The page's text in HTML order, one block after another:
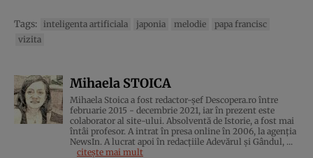
Tags: inteligenta artificiala japonia melodie
papa francisc
vizita
Mihaela STOICA
Mihaela Stoica a fost redactor-șef Descopera.ro între
februarie 2015 - decembrie 2021, iar în prezent este
colaborator al site-ului. Absolventă de Istorie, a fost mai
întâi profesor. A intrat în presa online în 2006, la agenţia
NewsIn. A lucrat apoi în redacţiile Adevărul şi Gândul, ...
citește mai mult